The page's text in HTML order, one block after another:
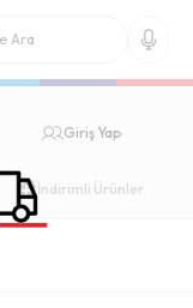
Giriş Yap
İndirimli Ürünler